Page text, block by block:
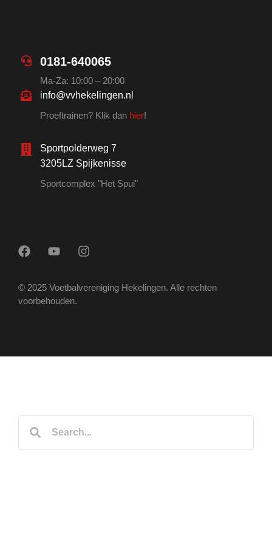
0181-640065
Ma-Za: 10:00 – 20:00
info@vvhekelingen.nl
Proeftrainen? Klik dan hier!
Sportpolderweg 7
3205LZ Spijkenisse
Sportcomplex "Het Spui"
© 2025 Voetbalvereniging Hekelingen. Alle rechten
voorbehouden.